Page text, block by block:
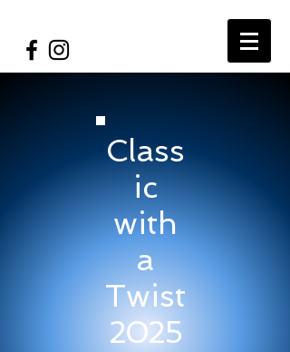
Class
ic
with
a
Twist
2025